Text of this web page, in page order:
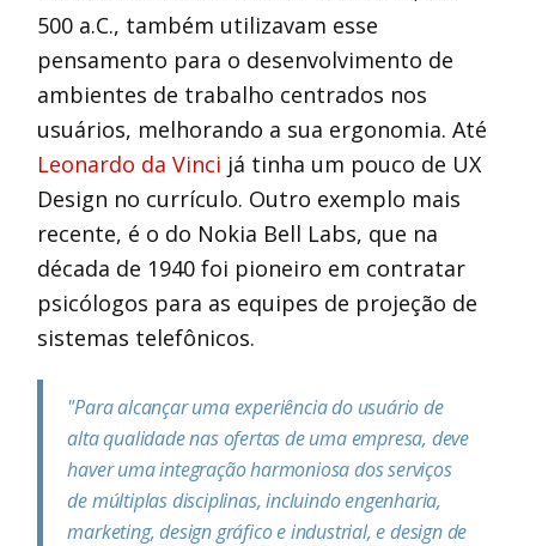
500 a.C., também utilizavam esse
pensamento para o desenvolvimento de
ambientes de trabalho centrados nos
usuários, melhorando a sua ergonomia. Até
Leonardo da Vinci já tinha um pouco de UX
Design no currículo. Outro exemplo mais
recente, é o do Nokia Bell Labs, que na
década de 1940 foi pioneiro em contratar
psicólogos para as equipes de projeção de
sistemas telefônicos.
"Para alcançar uma experiência do usuário de
alta qualidade nas ofertas de uma empresa, deve
haver uma integração harmoniosa dos serviços
de múltiplas disciplinas, incluindo engenharia,
marketing, design gráfico e industrial, e design de